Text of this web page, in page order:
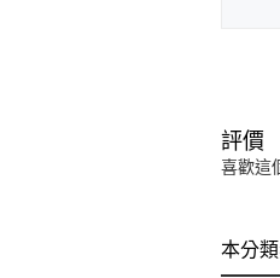
評價
喜歡這
本分